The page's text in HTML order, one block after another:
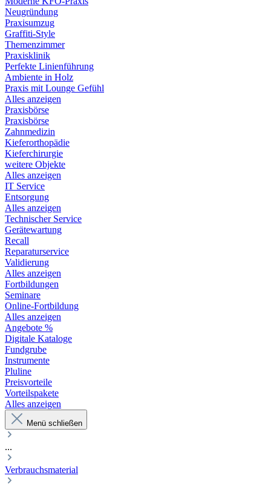
Neugründung
Praxisumzug
Graffiti-Style
Themenzimmer
Praxisklinik
Perfekte Linienführung
Ambiente in Holz
Praxis mit Lounge Gefühl
Alles anzeigen
Praxisbörse
Praxisbörse
Zahnmedizin
Kieferorthopädie
Kieferchirurgie
weitere Objekte
Alles anzeigen
IT Service
Entsorgung
Alles anzeigen
Technischer Service
Gerätewartung
Recall
Reparaturservice
Validierung
Alles anzeigen
Fortbildungen
Seminare
Online-Fortbildung
Alles anzeigen
Angebote %
Digitale Kataloge
Fundgrube
Instrumente
Pluline
Preisvorteile
Vorteilspakete
Alles anzeigen
Menü schließen
...
Verbrauchsmaterial